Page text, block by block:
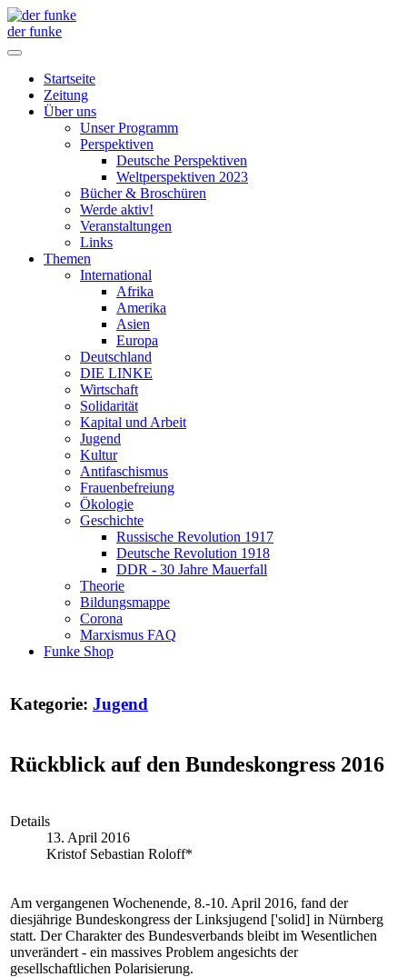
der funke
Startseite
Zeitung
Über uns
Unser Programm
Perspektiven
Deutsche Perspektiven
Weltperspektiven 2023
Bücher & Broschüren
Werde aktiv!
Veranstaltungen
Links
Themen
International
Afrika
Amerika
Asien
Europa
Deutschland
DIE LINKE
Wirtschaft
Solidarität
Kapital und Arbeit
Jugend
Kultur
Antifaschismus
Frauenbefreiung
Ökologie
Geschichte
Russische Revolution 1917
Deutsche Revolution 1918
DDR - 30 Jahre Mauerfall
Theorie
Bildungsmappe
Corona
Marxismus FAQ
Funke Shop
Kategorie: Jugend
Rückblick auf den Bundeskongress 2016
Details
13. April 2016
Kristof Sebastian Roloff*
Am vergangenen Wochenende, 8.-10. April 2016, fand der
diesjährige Bundeskongress der Linksjugend ['solid] in Nürnberg
statt. Der Charakter des Bundesverbands bleibt im Wesentlichen
unverändert - ein massives Problem angesichts der
gesellschaftlichen Polarisierung.